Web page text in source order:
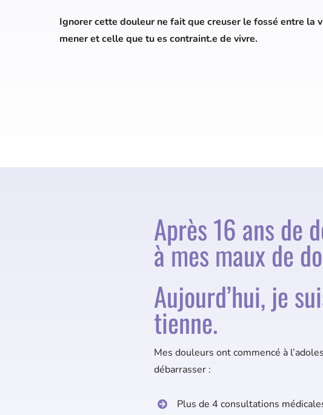
Ignorer cette douleur ne fait que creuser le fossé entre la
mener et celle que tu es contraint.e de vivre.
Après 16 ans de
à mes maux de
Aujourd’hui, je
tienne.
Mes douleurs ont commencé à
débarrasser :
Plus de 4 consultations